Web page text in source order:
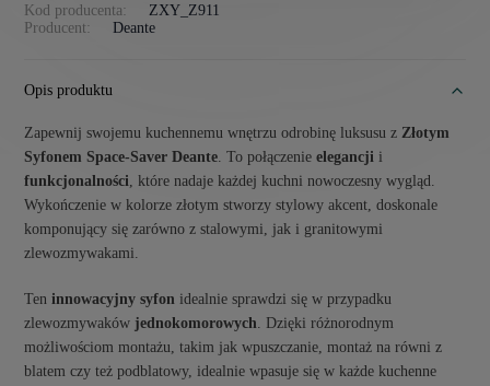
Kod producenta:
ZXY_Z911
Producent:
Deante
Opis produktu
Zapewnij swojemu kuchennemu wnętrzu odrobinę luksusu zZłotym
Syfonem Space-Saver Deante. To połączenieelegancji i
funkcjonalności, które nadaje każdej kuchni nowoczesny wygląd.
Wykończenie w kolorze złotym stworzy stylowy akcent, doskonale
komponujący się zarówno z stalowymi, jak i granitowymi
zlewozmywakami.
Teninnowacyjny syfon idealnie sprawdzi się w przypadku
zlewozmywaków jednokomorowych. Dzięki różnorodnym
możliwościom montażu, takim jak wpuszczanie, montaż na równi z
blatem czy też podblatowy, idealnie wpasuje się w każde kuchenne